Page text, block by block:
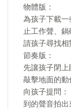
物體版：
為孩子下載
止工作聲、鍋
請孩子尋找相
節奏版：
先讓孩子閉上
敲擊地面的動
向孩子提問
到的聲音拍出